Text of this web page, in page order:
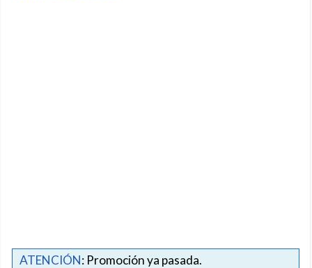
ATENCIÓN: Promoción ya pasada.